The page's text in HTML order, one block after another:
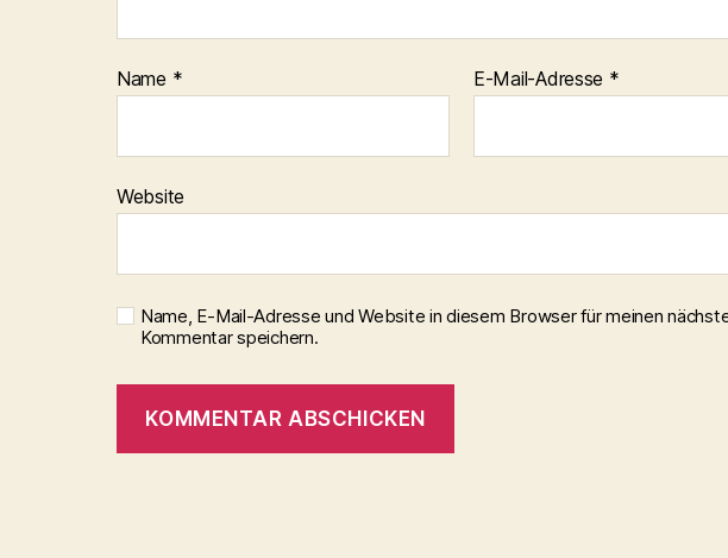
Name * E-Mail-Adresse *
Website
Name, E-Mail-Adresse und Website in diesem Browser für meinen
Kommentar speichern.